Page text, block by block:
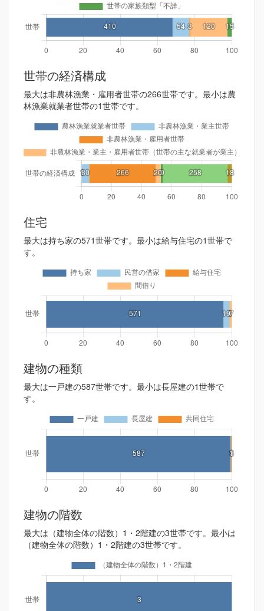
世帯の経済構成
最大は非農林漁業・雇用者世帯の266世帯です。最小は農
林漁業就業者世帯の1世帯です。
住宅
最大は持ち家の571世帯です。最小は給与住宅の1世帯で
す。
建物の種類
最大は一戸建の587世帯です。最小は長屋建の1世帯で
す。
建物の階数
最大は（建物全体の階数）1・2階建の3世帯です。最小は
（建物全体の階数）1・2階建の3世帯です。